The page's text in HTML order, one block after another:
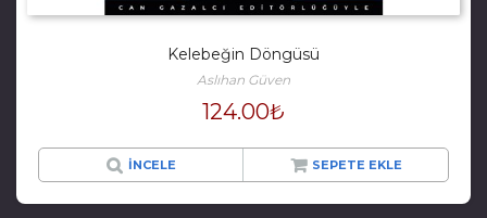
Kelebeğin Döngüsü
Aslıhan Güven
124.00₺
İNCELE SEPETE EKLE